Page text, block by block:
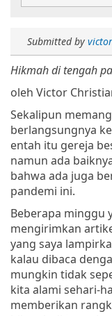
Submitted by
Hikmah di tengah
oleh Victor
Sekalipun
berlangsungnya
entah itu gereja
namun ada
bahwa ada juga
pandemi ini.
Beberapa minggu
mengirimkan
yang saya
kalau dibaca
mungkin tidak
kita alami sehari-
memberikan